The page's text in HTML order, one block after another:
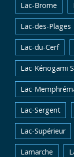
Lac-Brome
Lac-des-Plages
Lac-du-Cerf
Lac-Kénogami
Lac-
Lac-Sergent
Lac-Supérieur
Lamarche